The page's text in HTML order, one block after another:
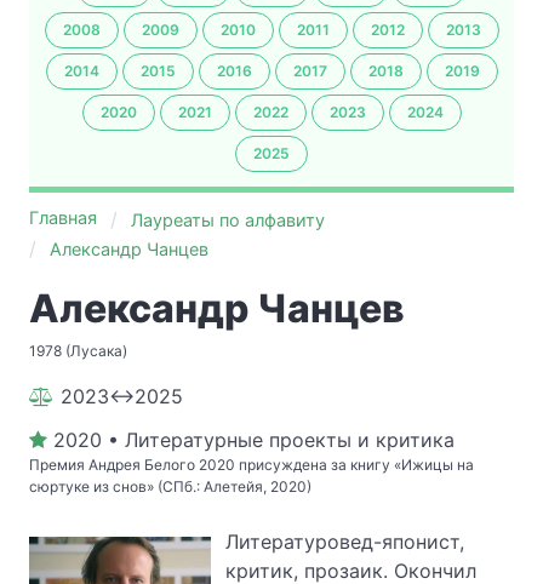
2008 2009 2010 2011 2012 2013
2014 2015 2016 2017 2018 2019
2020 2021 2022 2023 2024
2025
Главная
Лауреаты по алфавиту
Александр Чанцев
Александр Чанцев
1978 (Лусака)
2023↔2025
2020 • Литературные проекты и критика
Премия Андрея Белого 2020 присуждена за книгу «Ижицы на
сюртуке из снов» (СПб.: Алетейя, 2020)
Литературовед-японист,
критик, прозаик. Окончил